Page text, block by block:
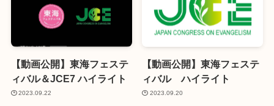
【動画公開】東海フェステ
ィバル＆JCE7 ハイライト
2023.09.22
【動画公開】東海フェステ
ィバル ハイライト
2023.09.20